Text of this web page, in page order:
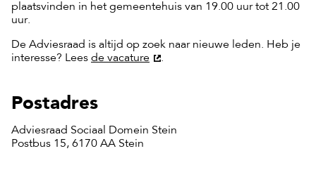
plaatsvinden in het gemeentehuis van 19.00 uur tot 21.00
uur.
De Adviesraad is altijd op zoek naar nieuwe leden. Heb je
interesse? Lees de vacature .
Postadres
Adviesraad Sociaal Domein Stein
Postbus 15, 6170 AA Stein